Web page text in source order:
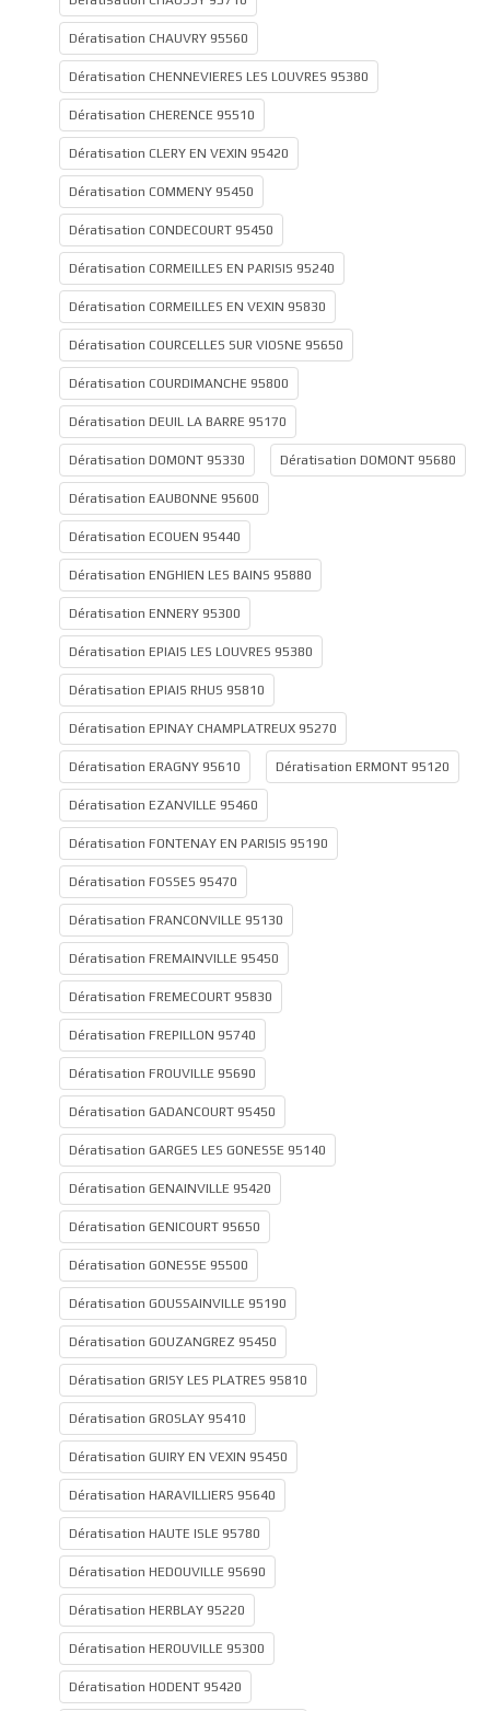
Dératisation CHAUVRY 95560
Dératisation CHENNEVIERES LES LOUVRES 95380
Dératisation CHERENCE 95510
Dératisation CLERY EN VEXIN 95420
Dératisation COMMENY 95450
Dératisation CONDECOURT 95450
Dératisation CORMEILLES EN PARISIS 95240
Dératisation CORMEILLES EN VEXIN 95830
Dératisation COURCELLES SUR VIOSNE 95650
Dératisation COURDIMANCHE 95800
Dératisation DEUIL LA BARRE 95170
Dératisation DOMONT 95330 Dératisation DOMONT 95680
Dératisation EAUBONNE 95600
Dératisation ECOUEN 95440
Dératisation ENGHIEN LES BAINS 95880
Dératisation ENNERY 95300
Dératisation EPIAIS LES LOUVRES 95380
Dératisation EPIAIS RHUS 95810
Dératisation EPINAY CHAMPLATREUX 95270
Dératisation ERAGNY 95610 Dératisation ERMONT 95120
Dératisation EZANVILLE 95460
Dératisation FONTENAY EN PARISIS 95190
Dératisation FOSSES 95470
Dératisation FRANCONVILLE 95130
Dératisation FREMAINVILLE 95450
Dératisation FREMECOURT 95830
Dératisation FREPILLON 95740
Dératisation FROUVILLE 95690
Dératisation GADANCOURT 95450
Dératisation GARGES LES GONESSE 95140
Dératisation GENAINVILLE 95420
Dératisation GENICOURT 95650
Dératisation GONESSE 95500
Dératisation GOUSSAINVILLE 95190
Dératisation GOUZANGREZ 95450
Dératisation GRISY LES PLATRES 95810
Dératisation GROSLAY 95410
Dératisation GUIRY EN VEXIN 95450
Dératisation HARAVILLIERS 95640
Dératisation HAUTE ISLE 95780
Dératisation HEDOUVILLE 95690
Dératisation HERBLAY 95220
Dératisation HEROUVILLE 95300
Dératisation HODENT 95420